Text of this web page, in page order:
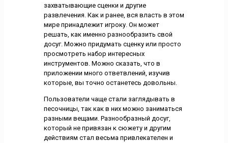
захватывающие сценки и другие
развлечения. Как и ранее, вся власть в этом
мире принадлежит игроку. Он может
решать, как именно разнообразить свой
досуг. Можно придумать сценку или просто
просмотреть набор интересных
инструментов. Можно сказать, что в
приложении много ответвлений, изучив
которые, вы точно останетесь довольны.
Пользователи чаще стали заглядывать в
песочницы, так как в них можно заниматься
разными вещами. Разнообразный досуг,
который не привязан к сюжету и другим
действиям стал весьма привлекателен и